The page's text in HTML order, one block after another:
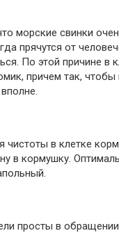
морские свинки
прячутся от
По этой причине в
причем так,
чистоты в клетке
в кормушку.
просты в